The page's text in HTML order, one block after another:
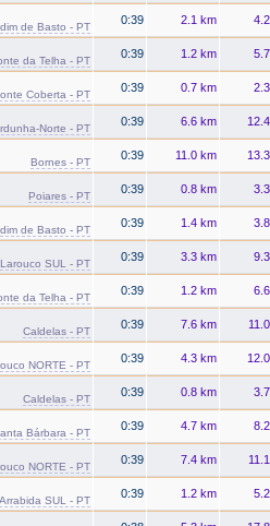
de Basto - PT
0:39 2.1 km
da Telha - PT
0:39 1.2 km
Coberta - PT
0:39 0.7 km
Norte - PT
0:39 6.6 km
Bornes - PT
0:39 11.0 km
Poiares - PT
0:39 0.8 km
de Basto - PT
0:39 1.4 km
Larouco SUL - PT
0:39 3.3 km
da Telha - PT
0:39 1.2 km
Caldelas - PT
0:39 7.6 km
NORTE - PT
0:39 4.3 km
Caldelas - PT
0:39 0.8 km
Bárbara - PT
0:39 4.7 km
NORTE - PT
0:39 7.4 km
Arrabida SUL - PT
0:39 1.2 km